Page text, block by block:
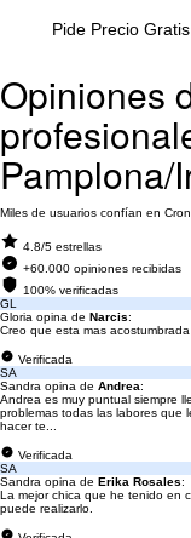
Pide Precio Gratis
Opiniones
Pamplona/
Miles de usuarios confían en
4.8/5 estrellas
+60.000 opiniones recibidas
100% verificadas
GL
Gloria opina de Narcis:
Creo que esta mas
Verificada
SA
Sandra opina de Andrea:
Andrea es muy puntual siempre
problemas todas las labores que
hacer te...
Verificada
SA
Sandra opina de Erika Rosales:
La mejor chica que he tenido en
puede realizarlo.